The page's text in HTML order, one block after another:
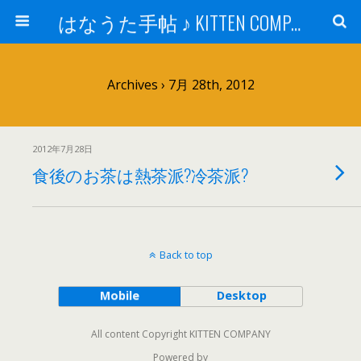
はなうた手帖 ♪ KITTEN COMPANY
Archives › 7月 28th, 2012
2012年7月28日
食後のお茶は熱茶派?冷茶派?
Back to top
Mobile Desktop
All content Copyright KITTEN COMPANY
Powered by